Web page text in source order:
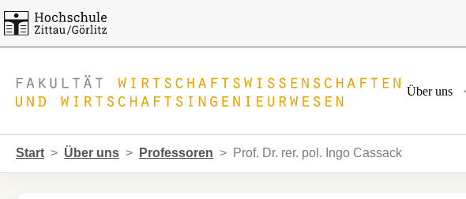
Über uns
Sie sind hier:
Start Über uns Professoren Prof. Dr. rer. pol. Ingo Cassack